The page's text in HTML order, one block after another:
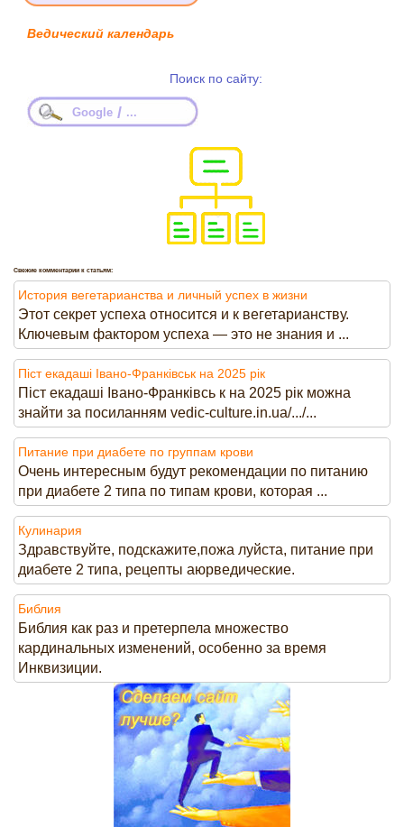
Ведический календарь
Поиск по сайту:
Google / ...
Свежие комментарии к статьям:
История вегетарианства и личный успех в жизни
Этот секрет успеха относится и к вегетарианству.
Ключевым фактором успеха — это не знания и ...
Піст екадаші Івано-Франківськ на 2025 рік
Піст екадаші Івано-Франківсь к на 2025 рік можна
знайти за посиланням vedic-culture.in.ua/.../...
Питание при диабете по группам крови
Очень интересным будут рекомендации по питанию
при диабете 2 типа по типам крови, которая ...
Кулинария
Здравствуйте, подскажите,пожа луйста, питание при
диабете 2 типа, рецепты аюрведические.
Библия
Библия как раз и претерпела множество
кардинальных изменений, особенно за время
Инквизиции.